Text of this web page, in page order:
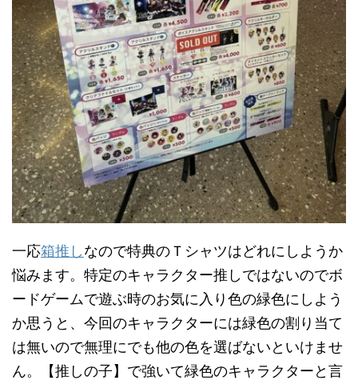
一応箱推しなので特典のＴシャツはどれにしようか
悩みます。特定のキャラクター推しではないのでボ
ードゲームで遊ぶ時のお気に入り色の緑色にしよう
か思うと、今回のキャラクターには緑色の割り当て
は無いので無理にでも他の色を選ばないといけませ
ん。【推しの子】で強いて緑色のキャラクターと言